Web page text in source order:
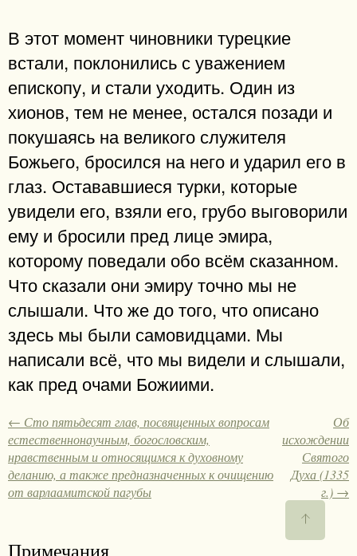
В этот момент чиновники турецкие
встали, поклонились с уважением
епископу, и стали уходить. Один из
хионов, тем не менее, остался позади и
покушаясь на великого служителя
Божьего, бросился на него и ударил его в
глаз. Остававшиеся турки, которые
увидели его, взяли его, грубо выговорили
ему и бросили пред лице эмира,
которому поведали обо всём сказанном.
Что сказали они эмиру точно мы не
слышали. Что же до того, что описано
здесь мы были самовидцами. Мы
написали всё, что мы видели и слышали,
как пред очами Божиими.
← Сто пятьдесят глав, посвященных вопросам
естественнонаучным, богословским,
нравственным и относящимся к духовному
деланию, а также предназначенных к очищению
от варлаамитской пагубы
Об
исхождении
Святого
Духа (1335
г.) →
Примечания